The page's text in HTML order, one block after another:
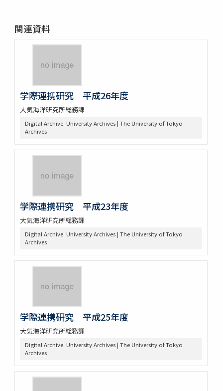
関連資料
学際連携研究 平成26年度
大気海洋研究所総務課
Digital Archive. University Archives | The University of Tokyo
Archives
学際連携研究 平成23年度
大気海洋研究所総務課
Digital Archive. University Archives | The University of Tokyo
Archives
学際連携研究 平成25年度
大気海洋研究所総務課
Digital Archive. University Archives | The University of Tokyo
Archives